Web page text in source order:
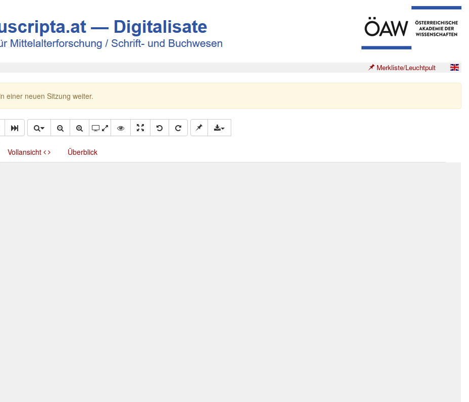
Merkliste/Leuchtpult
einer neuen Sitzung weiter.
Vollansicht Überblick